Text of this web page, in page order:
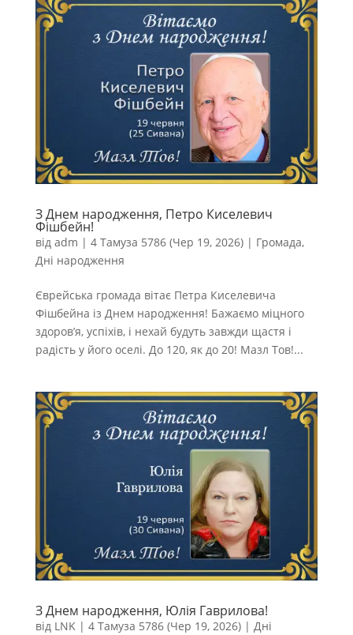
З Днем народження, Петро Киселевич
Фішбейн!
від adm | 4 Тамуза 5786 (Чер 19, 2026)| Громада,
Дні народження
Єврейська громада вітає Петра Киселевича
Фішбейна із Днем народження! Бажаємо міцного
здоров’я, успіхів, і нехай будуть завжди щастя і
радість у його оселі. До 120, як до 20! Мазл Тов!...
З Днем народження, Юлія Гаврилова!
від LNK| 4 Тамуза 5786 (Чер 19, 2026)| Дні